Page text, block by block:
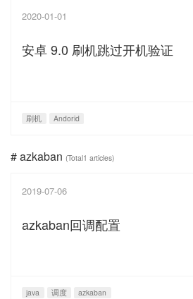
2020-01-01
安卓 9.0 刷机跳过开机验证
刷机 Andorid
# azkaban (Total1 articles)
2019-07-06
azkaban回调配置
java 调度 azkaban